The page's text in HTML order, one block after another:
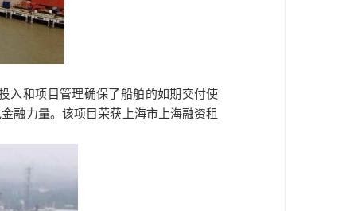
入和项目管理确保了船舶的如期交付使
融力量。该项目荣获上海市上海融资租